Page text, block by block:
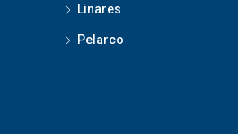
Linares
Pelarco